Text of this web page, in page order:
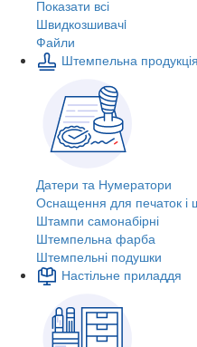
Показати всі
Швидкозшивачi
Файли
Штемпельна продукція
Датери та Нумератори
Оснащення для печаток і
Штампи самонабірні
Штемпельна фарба
Штемпельні подушки
Настільне приладдя